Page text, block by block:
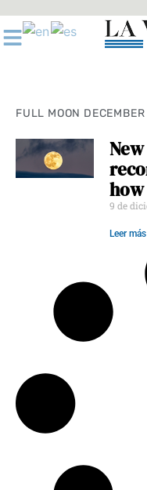
al
contenido
FULL MOON
9 de
Leer